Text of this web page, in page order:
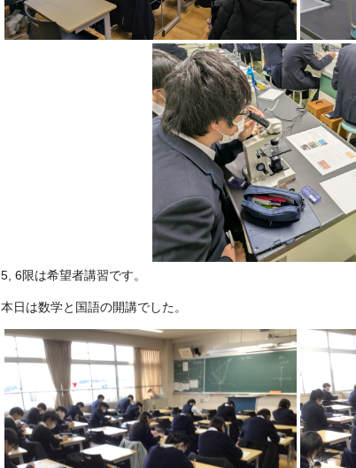
5, 6限は希望者講習です。
本日は数学と国語の開講でした。